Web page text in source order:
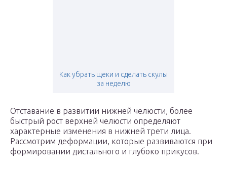
Как убрать щеки и сделать скулы
за неделю
Отставание в развитии нижней челюсти, более
быстрый рост верхней челюсти определяют
характерные изменения в нижней трети лица.
Рассмотрим деформации, которые развиваются при
формировании дистального и глубоко прикусов.